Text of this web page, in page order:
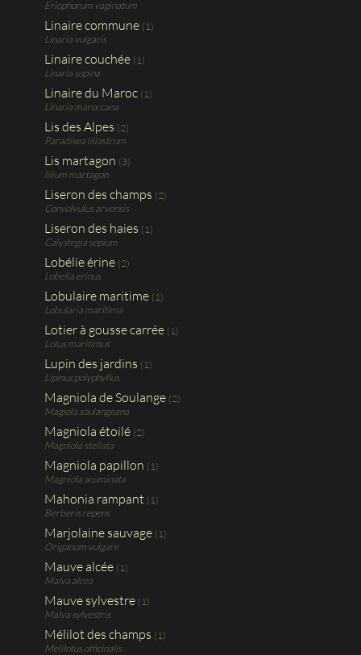
Eriophorum vaginatum
Linaire commune (1)
Linaria vulgaris
Linaire couchée (1)
Linaria supina
Linaire du Maroc (1)
Linaria maroccana
Lis des Alpes (2)
Paradisea liliastrum
Lis martagon (3)
lilium martagon
Liseron des champs (2)
Convolvulus arvensis
Liseron des haies (1)
Calystegia sepium
Lobélie érine (2)
Lobelia erinus
Lobulaire maritime (1)
Lobularia maritima
Lotier à gousse carrée (1)
Lotus maritimus
Lupin des jardins (1)
Lipinus polyphyllus
Magniola de Soulange (2)
Magiola soulangeana
Magniola étoilé (2)
Magniola stellata
Magniola papillon (1)
Magniola acuminata
Mahonia rampant (1)
Berberis repens
Marjolaine sauvage (1)
Origanum vulgare
Mauve alcée (1)
Malva alcea
Mauve sylvestre (1)
Malva sylvestris
Mélilot des champs (1)
Melilotus officinalis